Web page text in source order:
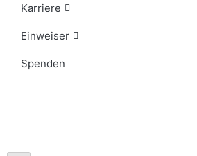
Karriere
Einweiser
Spenden